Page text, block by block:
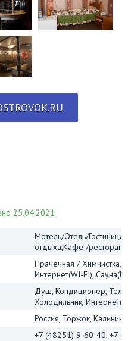
25.04.2021
Мотель/Отель/
отдыха,Кафе /рестораны
Прачечная / Химчистка,
Интернет(WI-FI),
Душ, Кондиционер,
Холодильник,
Россия, Торжок,
+7 (48251) 9-60-40, +7